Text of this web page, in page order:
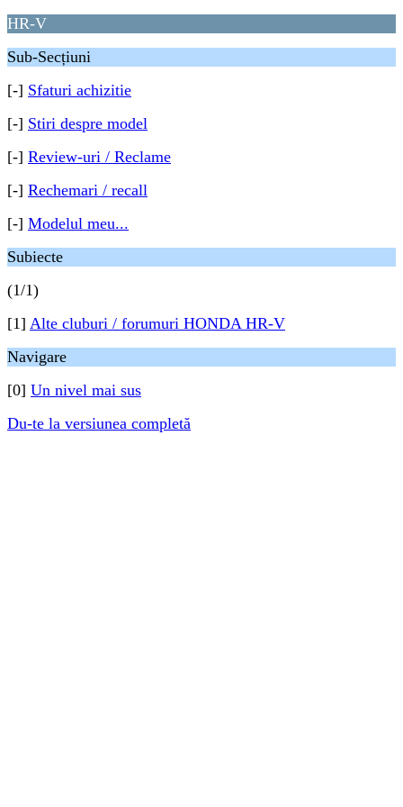
HR-V
Sub-Secțiuni
[-] Sfaturi achizitie
[-] Stiri despre model
[-] Review-uri / Reclame
[-] Rechemari / recall
[-] Modelul meu...
Subiecte
(1/1)
[1] Alte cluburi / forumuri HONDA HR-V
Navigare
[0] Un nivel mai sus
Du-te la versiunea completă